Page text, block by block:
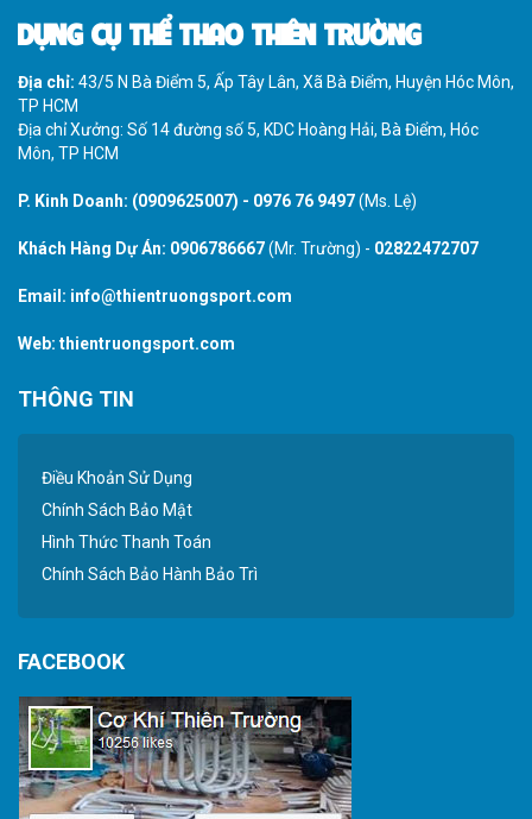
DỤNG CỤ THỂ THAO THIÊN TRƯỜNG
Địa chỉ: 43/5 N Bà Điểm 5, Ấp Tây Lân, Xã Bà Điểm, Huyện Hóc Môn,
TP HCM
Địa chỉ Xưởng: Số 14 đường số 5, KDC Hoàng Hải, Bà Điểm, Hóc
Môn, TP HCM
P. Kinh Doanh: (0909625007) - 0976 76 9497(Ms. Lệ)
Khách Hàng Dự Án: 0906786667(Mr. Trường) - 02822472707
Email: info@thientruongsport.com
Web: thientruongsport.com
THÔNG TIN
Điều Khoản Sử Dụng
Chính Sách Bảo Mật
Hình Thức Thanh Toán
Chính Sách Bảo Hành Bảo Trì
FACEBOOK